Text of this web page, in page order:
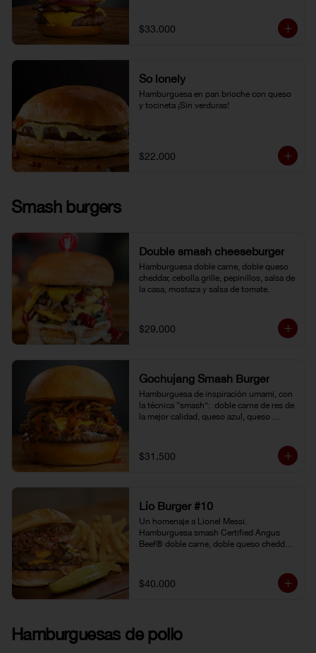
famoso chili con carne al lado.
$33.000
So lonely
Hamburguesa en pan brioche con queso
y tocineta ¡Sin verduras!
$22.000
Smash burgers
Double smash cheeseburger
Hamburguesa doble carne, doble queso
cheddar, cebolla grille, pepinillos, salsa de
la casa, mostaza y salsa de tomate.
$29.000
Gochujang Smash Burger
Hamburguesa de inspiración umami, con
la técnica “smash”:  doble carne de res de
la mejor calidad, queso azul, queso
gochujang (pasta coreana de chiles rojos,
soya fermentada y harina de arroz).
$31.500
Lio Burger #10
Un homenaje a Lionel Messi.
Hamburguesa smash Certified Angus
Beef® doble carne, doble queso cheddar,
$40.000
Hamburguesas de pollo